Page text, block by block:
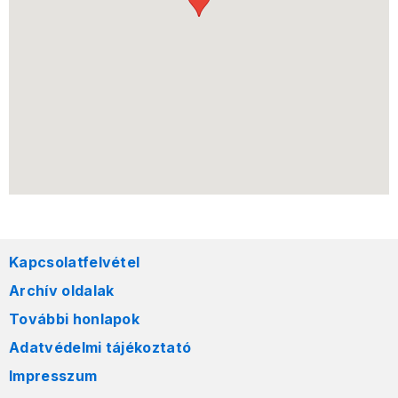
Kapcsolatfelvétel
Archív oldalak
További honlapok
Adatvédelmi tájékoztató
Impresszum